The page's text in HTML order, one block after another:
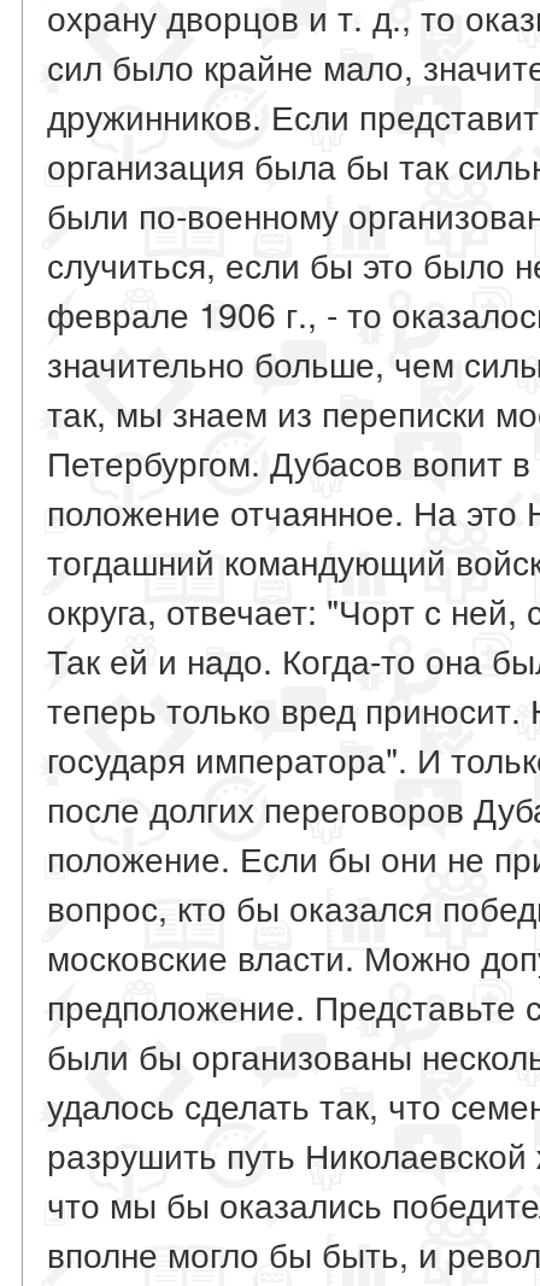
охрану дворцов и т. д., то
сил было крайне мало,
дружинников. Если
организация была бы так
были по-военному
случиться, если бы это было
феврале 1906 г., - то
значительно больше, чем
так, мы знаем из переписки
Петербургом. Дубасов вопит
положение отчаянное. На это
тогдашний командующий
округа, отвечает: "Чорт с
Так ей и надо. Когда-то она
теперь только вред
государя императора". И
после долгих переговоров
положение. Если бы они не
вопрос, кто бы оказался
московские власти. Можно
предположение.
были бы организованы
удалось сделать так, что
разрушить путь
что мы бы оказались
вполне могло бы быть, и